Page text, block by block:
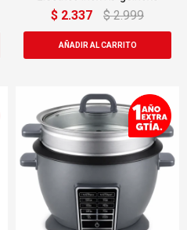
$ 2.337 $ 2.999